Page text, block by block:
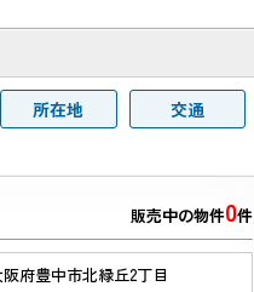
所在地 交通
販売中の物件0件
府豊中市北緑丘2丁目